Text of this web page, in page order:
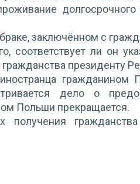
заключённом с
соответствует ли он
президенту
дело о
Польши прекращается.
получения